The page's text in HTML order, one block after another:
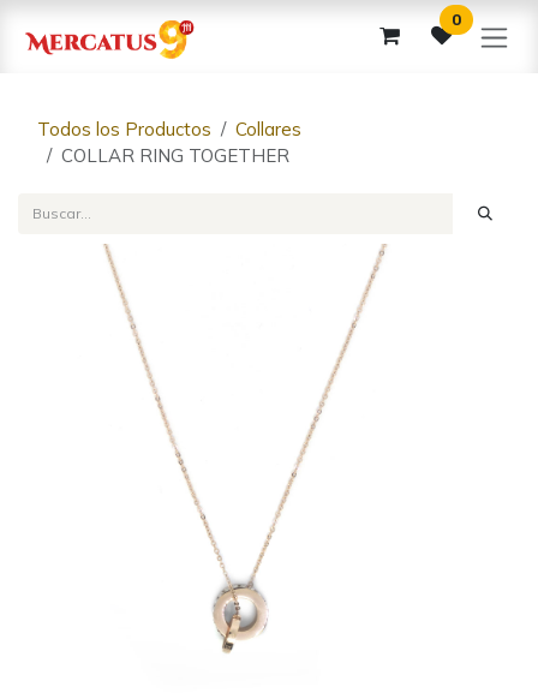
0
Todos los Productos
Collares
COLLAR RING TOGETHER